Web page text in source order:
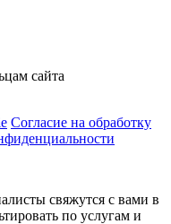
сайта
Согласие на обработку
свяжутся с вами в
по услугам и